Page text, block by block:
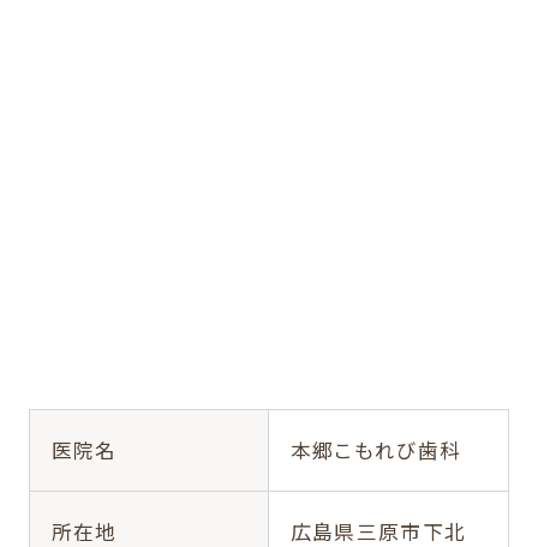
医院名 本郷こもれび歯科
所在地
広島県三原市下北